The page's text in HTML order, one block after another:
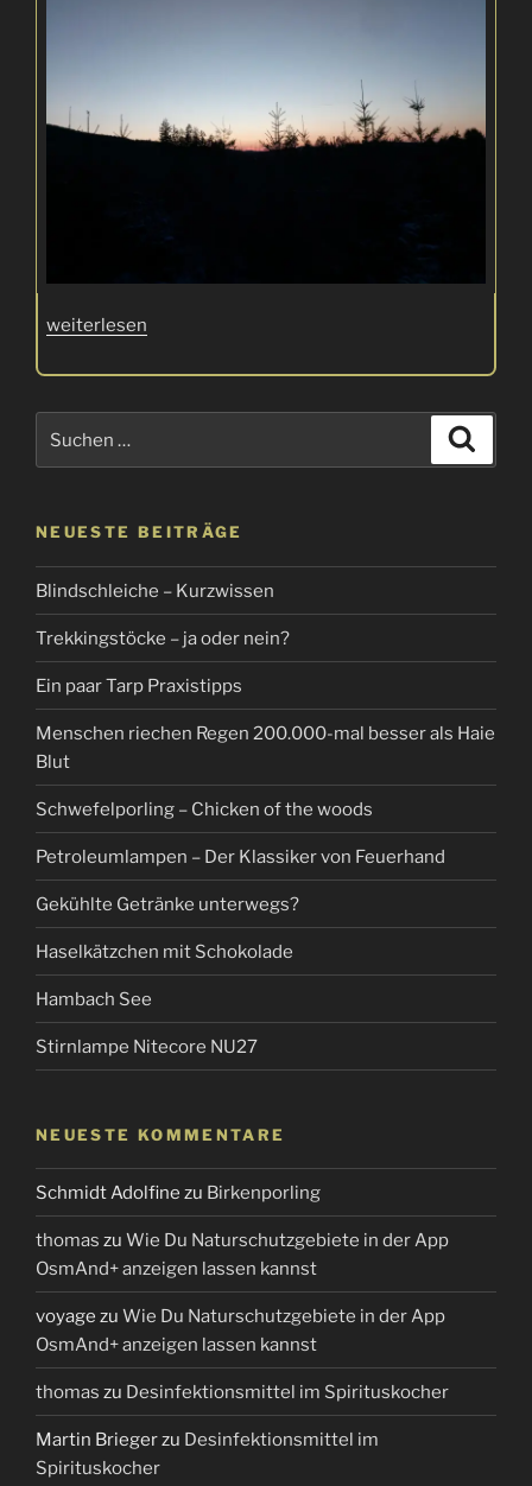
„Furcht
Schrecken
im
Wald
–
gruseligstes
weiterlesen
NEUESTE BEITRÄGE
Blindschleiche – Kurzwissen
Trekkingstöcke – ja oder nein?
Ein paar Tarp Praxistipps
Menschen riechen Regen 200.000-mal besser als Haie
Blut
Schwefelporling – Chicken of the woods
Petroleumlampen – Der Klassiker von Feuerhand
Gekühlte Getränke unterwegs?
Haselkätzchen mit Schokolade
Hambach See
Stirnlampe Nitecore NU27
NEUESTE KOMMENTARE
Schmidt Adolfine zu Birkenporling
thomas zu Wie Du Naturschutzgebiete in der App
OsmAnd+ anzeigen lassen kannst
voyage zu Wie Du Naturschutzgebiete in der App
OsmAnd+ anzeigen lassen kannst
thomas zu Desinfektionsmittel im Spirituskocher
Martin Briegerzu Desinfektionsmittel im
Spirituskocher